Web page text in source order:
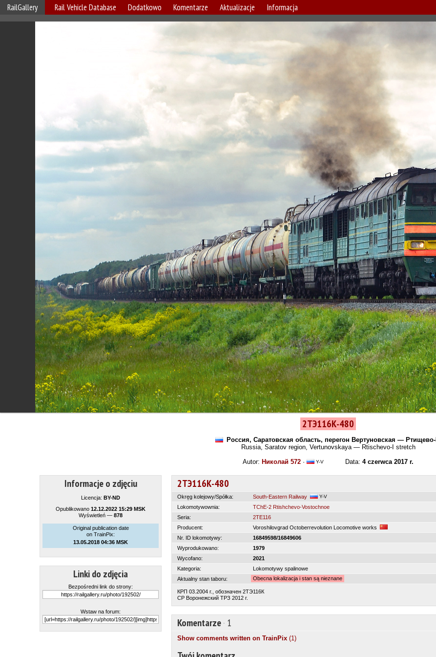
RailGallery Rail Vehicle Database Dodatkowo Komentarze Aktualizacje Informacja
2ТЭ116К-480
Россия, Саратовская область, перегон Вертуновская — Ртищево-I
Russia, Saratov region, Vertunovskaya — Rtischevo-I stretch
Autor: Николай 572 · Y-V Data: 4 czerwca 2017 r.
Informacje o zdjęciu
Licencja: BY-ND
Opublikowano 12.12.2022 15:29 MSK
Wyświetleń — 878
Original publication date
on TrainPix:
13.05.2018 04:36 MSK
Linki do zdjęcia
Bezpośredni link do strony:
Wstaw na forum:
2ТЭ116К-480
Okręg kolejowy/Spółka: South-Eastern Railway Y-V
Lokomotywownia:
TChE-2 Rtishchevo-Vostochnoe
Seria:
2TE116
Producent:
Voroshilovgrad Octoberrevolution Locomotive works
Nr. ID lokomotywy:
16849598/16849606
Wyprodukowano:
1979
Wycofano:
2021
Kategoria:
Lokomotywy spalinowe
Aktualny stan taboru:
Obecna lokalizacja i stan są nieznane
КРП 03.2004 г., обозначен 2ТЭ116К
СР Воронежский ТРЗ 2012 г.
Komentarze· 1
Show comments written on TrainPix (1)